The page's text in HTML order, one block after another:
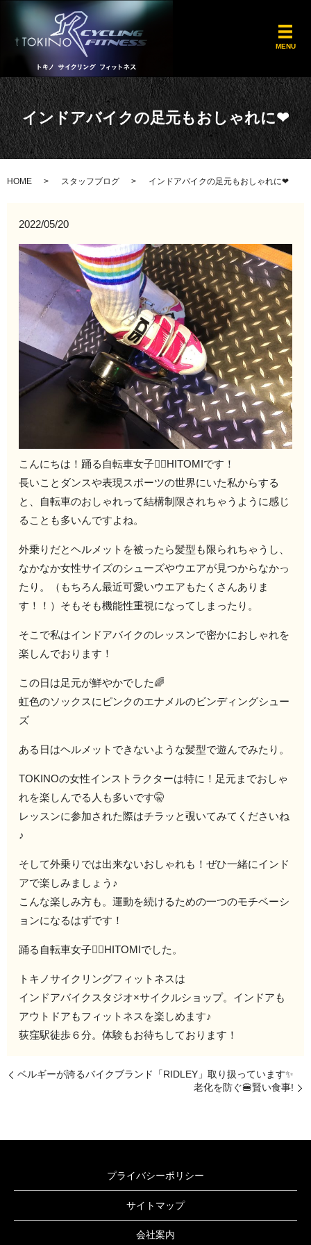
MENU
インドアバイクの足元もおしゃれに❤︎
HOME スタッフブログ インドアバイクの足元もおしゃれに❤︎
2022/05/20
こんにちは！踊る自転車女子🚴‍♀️HITOMIです！
長いことダンスや表現スポーツの世界にいた私からする
と、自転車のおしゃれって結構制限されちゃうように感じ
ることも多いんですよね。
外乗りだとヘルメットを被ったら髪型も限られちゃうし、
なかなか女性サイズのシューズやウエアが見つからなかっ
たり。（もちろん最近可愛いウエアもたくさんありま
す！！）そもそも機能性重視になってしまったり。
そこで私はインドアバイクのレッスンで密かにおしゃれを
楽しんでおります！
この日は足元が鮮やかでした🌈
虹色のソックスにピンクのエナメルのビンディングシュー
ズ
ある日はヘルメットできないような髪型で遊んでみたり。
TOKINOの女性インストラクターは特に！足元までおしゃ
れを楽しんでる人も多いです🤫
レッスンに参加された際はチラッと覗いてみてくださいね
♪
そして外乗りでは出来ないおしゃれも！ぜひ一緒にインド
アで楽しみましょう♪
こんな楽しみ方も。運動を続けるための一つのモチベーシ
ョンになるはずです！
踊る自転車女子🚴‍♀️HITOMIでした。
トキノサイクリングフィットネスは
インドアバイクスタジオ×サイクルショップ。インドアも
アウトドアもフィットネスを楽しめます♪
荻窪駅徒歩６分。体験もお待ちしております！
ベルギーが誇るバイクブランド「RIDLEY」取り扱っています✨
老化を防ぐ🍔賢い食事!
プライバシーポリシー
サイトマップ
会社案内